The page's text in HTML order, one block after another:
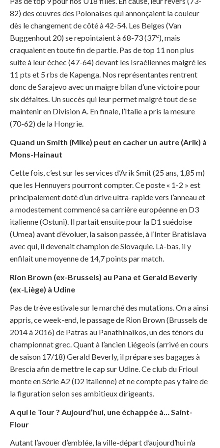
82) des œuvres des Polonaises qui annonçaient la couleur
dès le changement de côté à 42-54. Les Belges (Van
Buggenhout 20) se repointaient à 68-73 (37e), mais
craquaient en toute fin de partie. Pas de top 11 non plus
suite à leur échec (47-64) devant les Israéliennes malgré les
11 pts et 5 rbs de Kapenga. Nos représentantes rentrent
donc de Sarajevo avec un maigre bilan d’une victoire pour
six défaites. Un succès qui leur permet malgré tout de se
maintenir en Division A. En finale, l’Italie a pris la mesure
(70-62) de la Hongrie.
Quand un Smith (Mike) peut en cacher un autre (Arik) à
Mons-Hainaut
Cette fois, c’est sur les services d’Arik Smit (25 ans, 1,85 m)
que les Hennuyers pourront compter. Ce poste « 1-2 » est
principalement doté d’un drive ultra-rapide vers l’anneau et
a modestement commencé sa carrière européenne en D3
italienne (Ostuni). Il partait ensuite pour la D1 suédoise
(Umea) avant d’évoluer, la saison passée, à l’Inter Bratislava
avec qui, il devenait champion de Slovaquie. Là-bas, il y
enfilait une moyenne de 14,7 points par match.
Rion Brown (ex-Brussels) au Pana et Gerald Beverly
(ex-Liège) à Udine
Pas de trêve estivale sur le marché des mutations. On a ainsi
appris, ce week-end, le passage de Rion Brown (Brussels de
2014 à 2016) de Patras au Panathinaikos, un des ténors du
championnat grec. Quant à l’ancien Liégeois (arrivé en cours
de saison 17/18) Gerald Beverly, il prépare ses bagages à
Brescia afin de mettre le cap sur Udine. Ce club du Frioul
monte en Série A2 (D2 italienne) et ne compte pas y faire de
la figuration selon ses ambitieux dirigeants.
A qui le Tour ? Aujourd’hui, une échappée à… Saint-
Flour
Autant l’avouer d’emblée, la ville-départ d’aujourd’hui n’a